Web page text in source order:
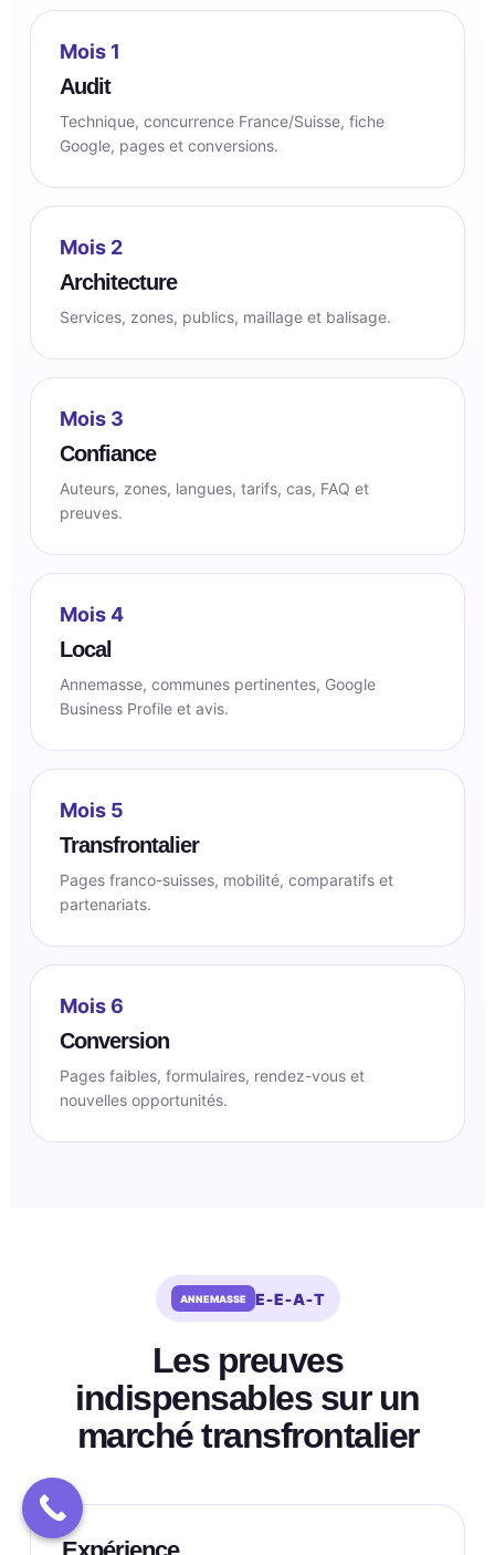
Mois 1
Audit
Technique, concurrence France/Suisse, fiche
Google, pages et conversions.
Mois 2
Architecture
Services, zones, publics, maillage et balisage.
Mois 3
Confiance
Auteurs, zones, langues, tarifs, cas, FAQ et
preuves.
Mois 4
Local
Annemasse, communes pertinentes, Google
Business Profile et avis.
Mois 5
Transfrontalier
Pages franco-suisses, mobilité, comparatifs et
partenariats.
Mois 6
Conversion
Pages faibles, formulaires, rendez-vous et
nouvelles opportunités.
E‑E‑A‑T
Les preuves
indispensables sur un
marché transfrontalier